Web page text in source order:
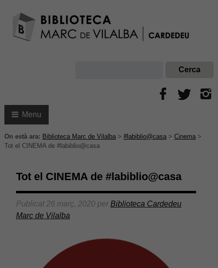
Menu
On està ara: Biblioteca Marc de Vilalba> #labiblio@casa> Cinema>
Tot el CINEMA de #labiblio@casa
Tot el CINEMA de #labiblio@casa
Publicat 26 març, 2020perBiblioteca Cardedeu
Marc de Vilalba